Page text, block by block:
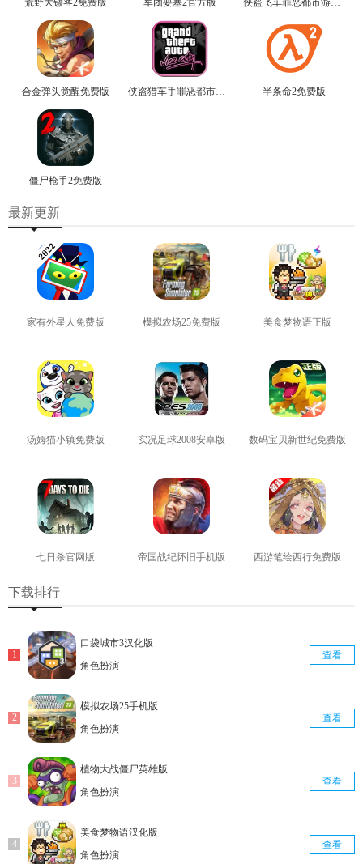
合金弹头觉醒免费版 半条命2免费版
僵尸枪手2免费版
最新更新
家有外星人免费版 模拟农场25免费版 美食梦物语正版
汤姆猫小镇免费版 实况足球2008安卓版 数码宝贝新世纪免费版
七日杀官网版 帝国战纪怀旧手机版 西游笔绘西行免费版
下载排行
口袋城市3汉化版
角色扮演
查看
模拟农场25手机版
角色扮演
查看
植物大战僵尸英雄版
角色扮演
查看
美食梦物语汉化版
角色扮演
查看